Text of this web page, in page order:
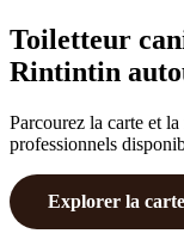
Toiletteur
Rintintin
Parcourez la carte et
professionnels
Explorer la